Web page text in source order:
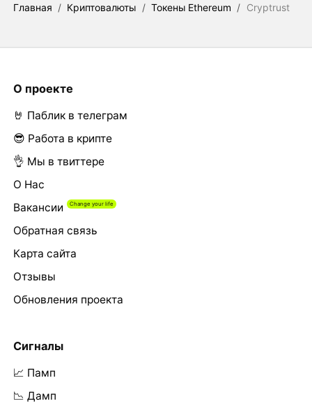
Главная / Криптовалюты / Токены Ethereum / Cryptrust
О проекте
🤘 Паблик в телеграм
😎 Работа в крипте
👌 Мы в твиттере
О Нас
Вакансии
Обратная связь
Карта сайта
Отзывы
Обновления проекта
Сигналы
📈 Памп
📉 Дамп